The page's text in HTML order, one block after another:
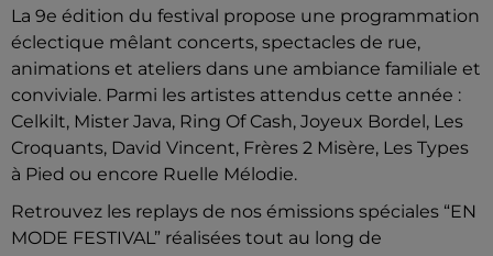
La 9e édition du festival propose une programmation
éclectique mêlant concerts, spectacles de rue,
animations et ateliers dans une ambiance familiale et
conviviale. Parmi les artistes attendus cette année :
Celkilt, Mister Java, Ring Of Cash, Joyeux Bordel, Les
Croquants, David Vincent, Frères 2 Misère, Les Types
à Pied ou encore Ruelle Mélodie.
Retrouvez les replays de nos émissions spéciales “EN
MODE FESTIVAL” réalisées tout au long de